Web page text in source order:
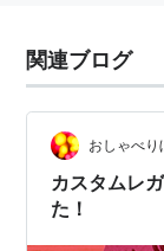
関連ブログ
おしゃべり
カスタムレ
た！